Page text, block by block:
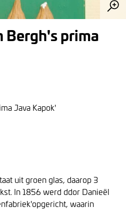
Bergh's prima
Java Kapok'
uit groen glas, daarop 3
In 1856 werd ddor Danieël
waarin